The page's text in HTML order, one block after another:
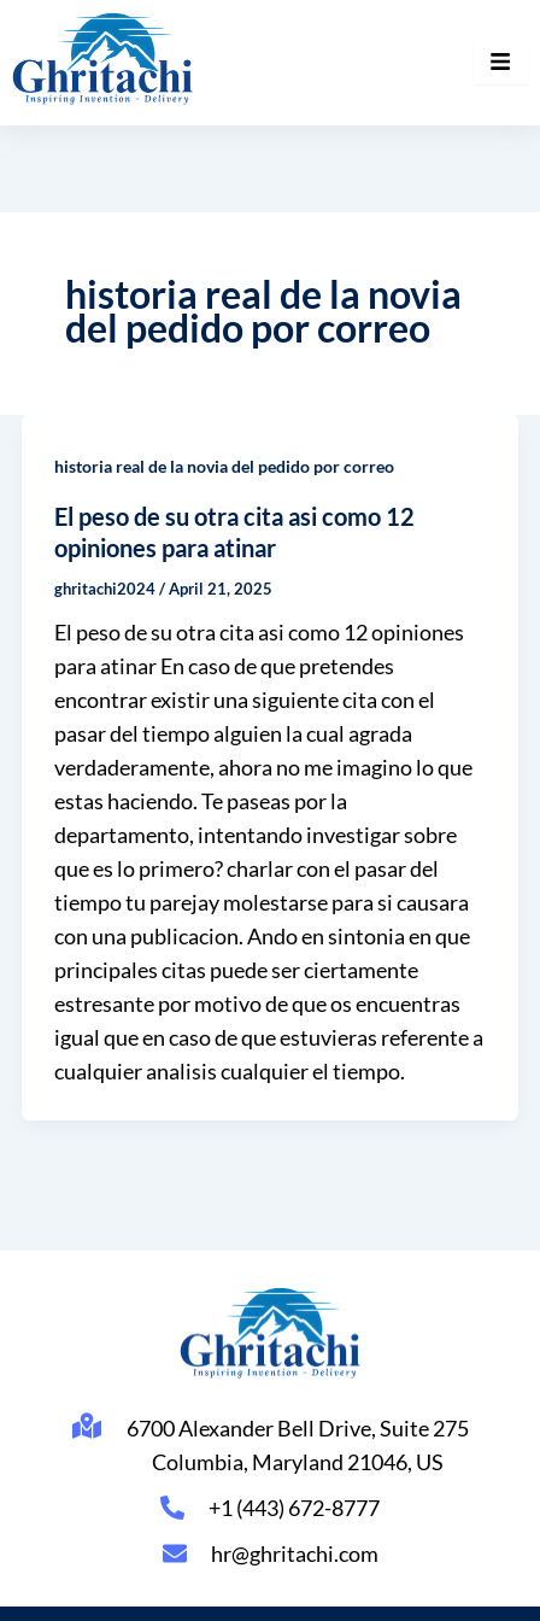
historia real de la novia
del pedido por correo
historia real de la novia del pedido por correo
El peso de su otra cita asi como 12
opiniones para atinar
ghritachi2024/April 21, 2025
El peso de su otra cita asi como 12 opiniones
para atinar En caso de que pretendes
encontrar existir una siguiente cita con el
pasar del tiempo alguien la cual agrada
verdaderamente, ahora no me imagino lo que
estas haciendo. Te paseas por la
departamento, intentando investigar sobre
que es lo primero? charlar con el pasar del
tiempo tu parejay molestarse para si causara
con una publicacion. Ando en sintonia en que
principales citas puede ser ciertamente
estresante por motivo de que os encuentras
igual que en caso de que estuvieras referente a
cualquier analisis cualquier el tiempo.
6700 Alexander Bell Drive, Suite 275
Columbia, Maryland 21046, US
+1 (443) 672-8777
hr@ghritachi.com